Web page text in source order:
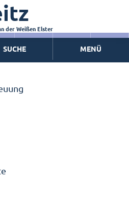
Christian Thieme
der Weißen Elster
SUCHE MENÜ